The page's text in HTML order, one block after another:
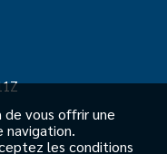
vous offrir une
navigation.
les conditions